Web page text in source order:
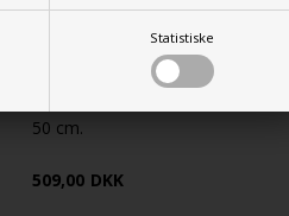
Statistiske
Padova bænk - 2 hylder til
50 cm.
509,00 DKK